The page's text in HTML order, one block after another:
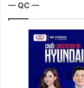
— QC —